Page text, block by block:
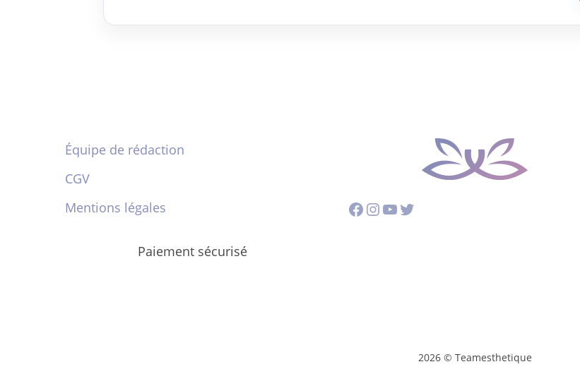
Équipe de rédaction
CGV
Mentions légales
Paiement sécurisé
Facebook
Instagram
YouTube
Twitter
2026 © Teamesthetique